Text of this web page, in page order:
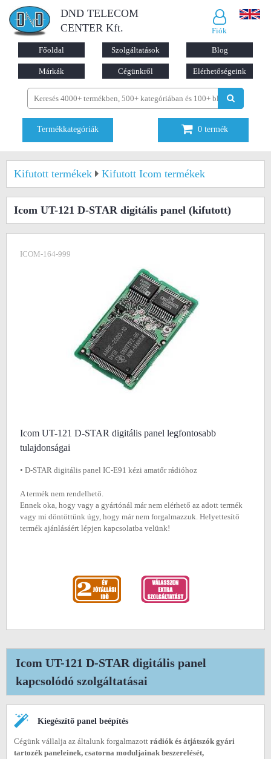
DND TELECOM
CENTER Kft.
Fiók
Főoldal Szolgáltatások Blog
Márkák Cégünkről Elérhetőségeink
Termékkategóriák 0 termék
Kifutott termékek Kifutott Icom termékek
Icom UT-121 D-STAR digitális panel (kifutott)
ICOM-164-999
Icom UT-121 D-STAR digitális panel legfontosabb
tulajdonságai
• D-STAR digitális panel IC-E91 kézi amatőr rádióhoz
A termék nem rendelhető.
Ennek oka, hogy vagy a gyártónál már nem elérhető az adott termék
vagy mi döntöttünk úgy, hogy már nem forgalmazzuk. Helyettesítő
termék ajánlásáért lépjen kapcsolatba velünk!
Icom UT-121 D-STAR digitális panel
kapcsolódó szolgáltatásai
Kiegészítő panel beépítés
Cégünk vállalja az általunk forgalmazott rádiók és átjátszók gyári
tartozék paneleinek, csatorna moduljainak beszerelését,